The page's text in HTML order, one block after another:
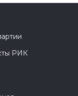
РИК